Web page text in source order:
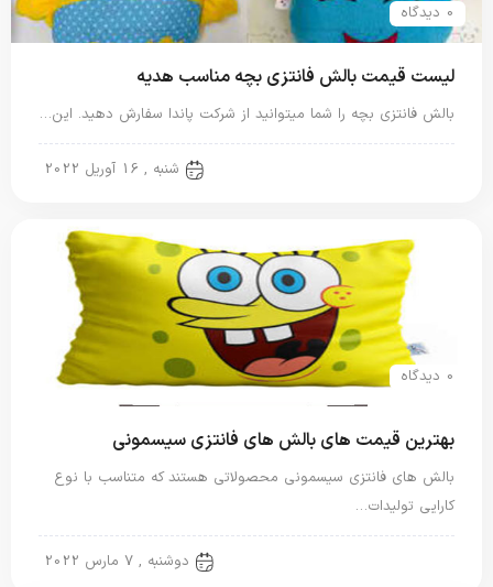
0 دیدگاه
لیست قیمت بالش فانتزی بچه مناسب هدیه
بالش فانتزی بچه را شما میتوانید از شرکت پاندا سفارش دهید. این…
شنبه , 16 آوریل 2022
0 دیدگاه
بهترین قیمت های بالش های فانتزی سیسمونی
بالش های فانتزی سیسمونی محصولاتی هستند که متناسب با نوع
کارایی تولیدات…
دوشنبه , 7 مارس 2022